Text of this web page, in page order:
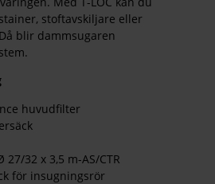
stoftavskiljare eller
blir dammsugaren
huvudfilter
32 x 3,5 m-AS/CTR
för insugningsrör